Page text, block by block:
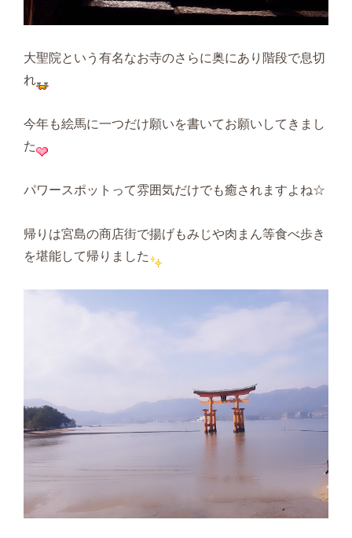
大聖院という有名なお寺のさらに奥にあり階段で息切
れ
今年も絵馬に一つだけ願いを書いてお願いしてきまし
た
パワースポットって雰囲気だけでも癒されますよね☆
帰りは宮島の商店街で揚げもみじや肉まん等食べ歩き
を堪能して帰りました